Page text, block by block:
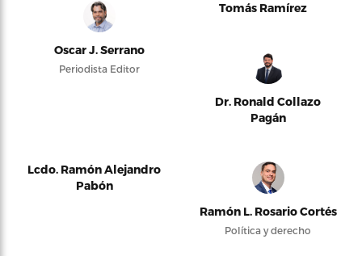
Oscar J. Serrano
Periodista Editor
Tomás Ramírez
Dr. Ronald Collazo
Pagán
Lcdo. Ramón Alejandro
Pabón
Ramón L. Rosario Cortés
Política y derecho